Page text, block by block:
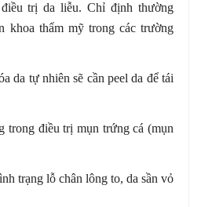
trị da liễu. Chỉ định thường
khoa thẩm mỹ trong các trường
da tự nhiên sẽ cần peel da để tái
trong điều trị mụn trứng cá (mụn
trạng lỗ chân lông to, da sần vỏ